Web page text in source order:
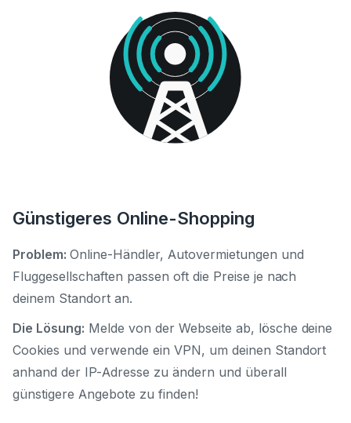
Günstigeres Online-Shopping
Problem: Online-Händler, Autovermietungen und
Fluggesellschaften passen oft die Preise je nach
deinem Standort an.
Die Lösung: Melde von der Webseite ab, lösche deine
Cookies und verwende ein VPN, um deinen Standort
anhand der IP-Adresse zu ändern und überall
günstigere Angebote zu finden!